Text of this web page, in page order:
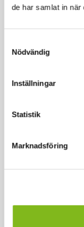
de har samlat in när
Nödvändig
Inställningar
Statistik
Marknadsföring